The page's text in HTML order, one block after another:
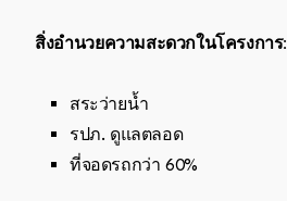
สิ่งอำนวยความสะดวกในโครงการ:
สระว่ายน้ำ
รปภ. ดูแลตลอด
ที่จอดรถกว่า 60%